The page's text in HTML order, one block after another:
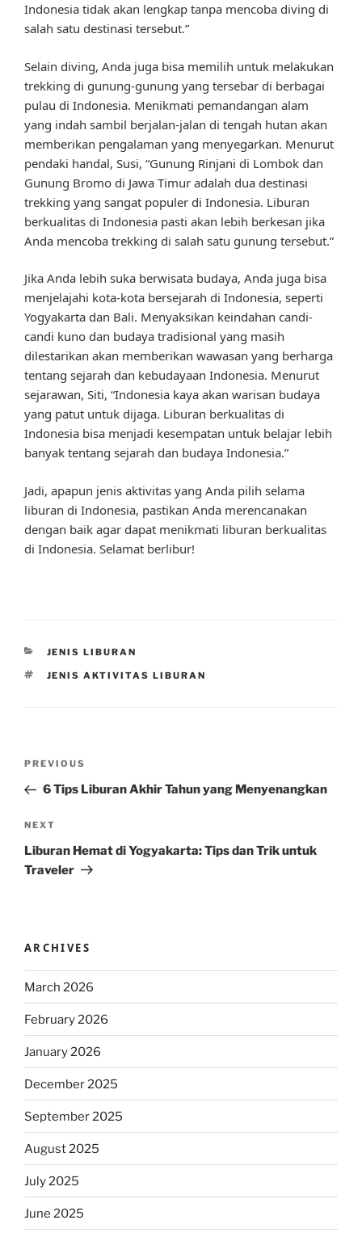
Indonesia tidak akan lengkap tanpa mencoba diving di
salah satu destinasi tersebut.”
Selain diving, Anda juga bisa memilih untuk melakukan
trekking di gunung-gunung yang tersebar di berbagai
pulau di Indonesia. Menikmati pemandangan alam
yang indah sambil berjalan-jalan di tengah hutan akan
memberikan pengalaman yang menyegarkan. Menurut
pendaki handal, Susi, “Gunung Rinjani di Lombok dan
Gunung Bromo di Jawa Timur adalah dua destinasi
trekking yang sangat populer di Indonesia. Liburan
berkualitas di Indonesia pasti akan lebih berkesan jika
Anda mencoba trekking di salah satu gunung tersebut.”
Jika Anda lebih suka berwisata budaya, Anda juga bisa
menjelajahi kota-kota bersejarah di Indonesia, seperti
Yogyakarta dan Bali. Menyaksikan keindahan candi-
candi kuno dan budaya tradisional yang masih
dilestarikan akan memberikan wawasan yang berharga
tentang sejarah dan kebudayaan Indonesia. Menurut
sejarawan, Siti, “Indonesia kaya akan warisan budaya
yang patut untuk dijaga. Liburan berkualitas di
Indonesia bisa menjadi kesempatan untuk belajar lebih
banyak tentang sejarah dan budaya Indonesia.”
Jadi, apapun jenis aktivitas yang Anda pilih selama
liburan di Indonesia, pastikan Anda merencanakan
dengan baik agar dapat menikmati liburan berkualitas
di Indonesia. Selamat berlibur!
CATEGORIES
JENIS LIBURAN
TAGS
JENIS AKTIVITAS LIBURAN
Previous
Post
PREVIOUS
6 Tips Liburan Akhir Tahun yang Menyenangkan
Next
Post
NEXT
Liburan Hemat di Yogyakarta: Tips dan Trik untuk
Traveler
ARCHIVES
March 2026
February 2026
January 2026
December 2025
September 2025
August 2025
July 2025
June 2025